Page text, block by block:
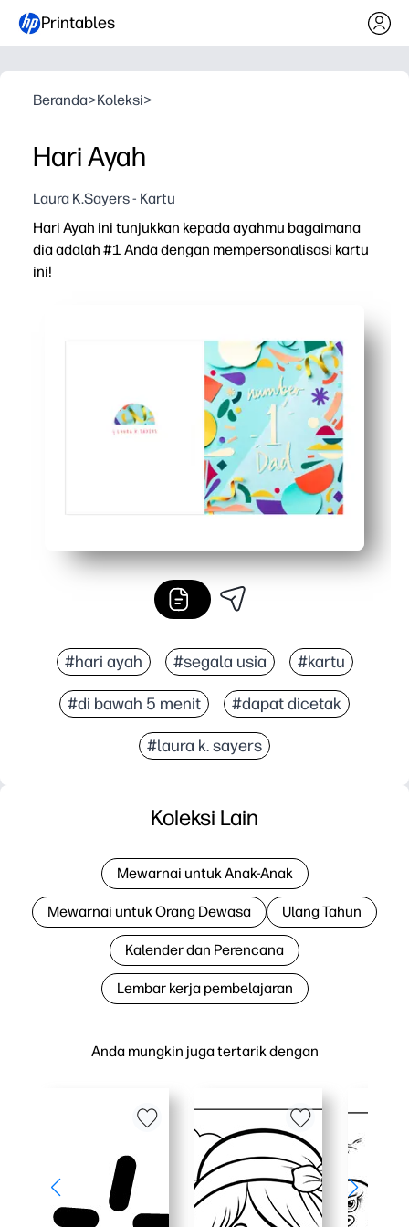
Printables
Beranda>Koleksi>
Hari Ayah
Laura K.Sayers - Kartu
Hari Ayah ini tunjukkan kepada ayahmu bagaimana
dia adalah #1 Anda dengan mempersonalisasi kartu
ini!
#hari ayah #segala usia #kartu
#di bawah 5 menit #dapat dicetak
#laura k. sayers
Anda mungkin juga tertarik dengan
Koleksi Lain
Mewarnai untuk Anak-Anak
Mewarnai untuk Orang Dewasa Ulang Tahun
Kalender dan Perencana
Lembar kerja pembelajaran